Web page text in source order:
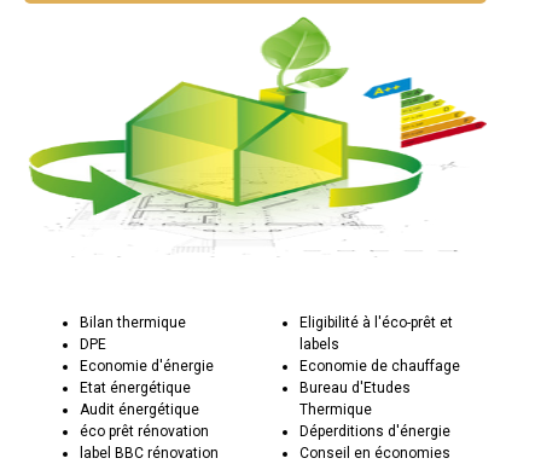
Bilan thermique
DPE
Economie d'énergie
Etat énergétique
Audit énergétique
éco prêt rénovation
label BBC rénovation
Eligibilité à l'éco-prêt et
labels
Economie de chauffage
Bureau d'Etudes
Thermique
Déperditions d'énergie
Conseil en économies